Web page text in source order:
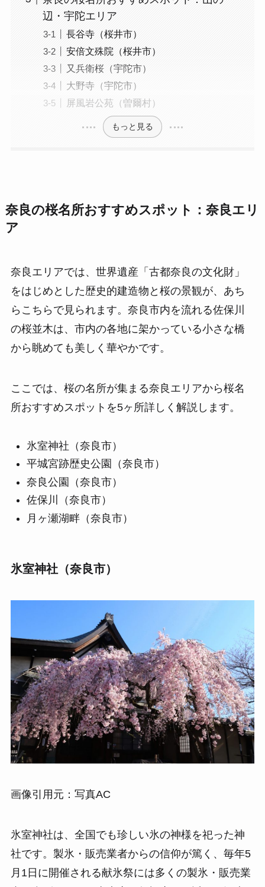
辺・宇陀エリア
長谷寺（桜井市）
安倍文殊院（桜井市）
又兵衛桜（宇陀市）
大野寺（宇陀市）
屏風岩公苑（曽爾村）
もっと見る
奈良の桜名所おすすめスポット：奈良エリ
ア
奈良エリアでは、世界遺産「古都奈良の文化財」
をはじめとした歴史的建造物と桜の景観が、あち
らこちらで見られます。奈良市内を流れる佐保川
の桜並木は、市内の各地に架かっている小さな橋
から眺めても美しく華やかです。
ここでは、桜の名所が集まる奈良エリアから桜名
所おすすめスポットを5ヶ所詳しく解説します。
氷室神社（奈良市）
平城宮跡歴史公園（奈良市）
奈良公園（奈良市）
佐保川（奈良市）
月ヶ瀬湖畔（奈良市）
氷室神社（奈良市）
画像引用元：写真AC
氷室神社は、全国でも珍しい氷の神様を祀った神
社です。製氷・販売業者からの信仰が篤く、毎年5
月1日に開催される献氷祭には多くの製氷・販売業